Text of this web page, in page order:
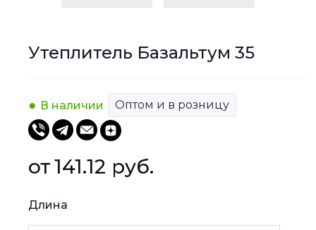
Утеплитель Базальтум 35
141.12 руб.
Длина
В наличии Оптом и в розницу